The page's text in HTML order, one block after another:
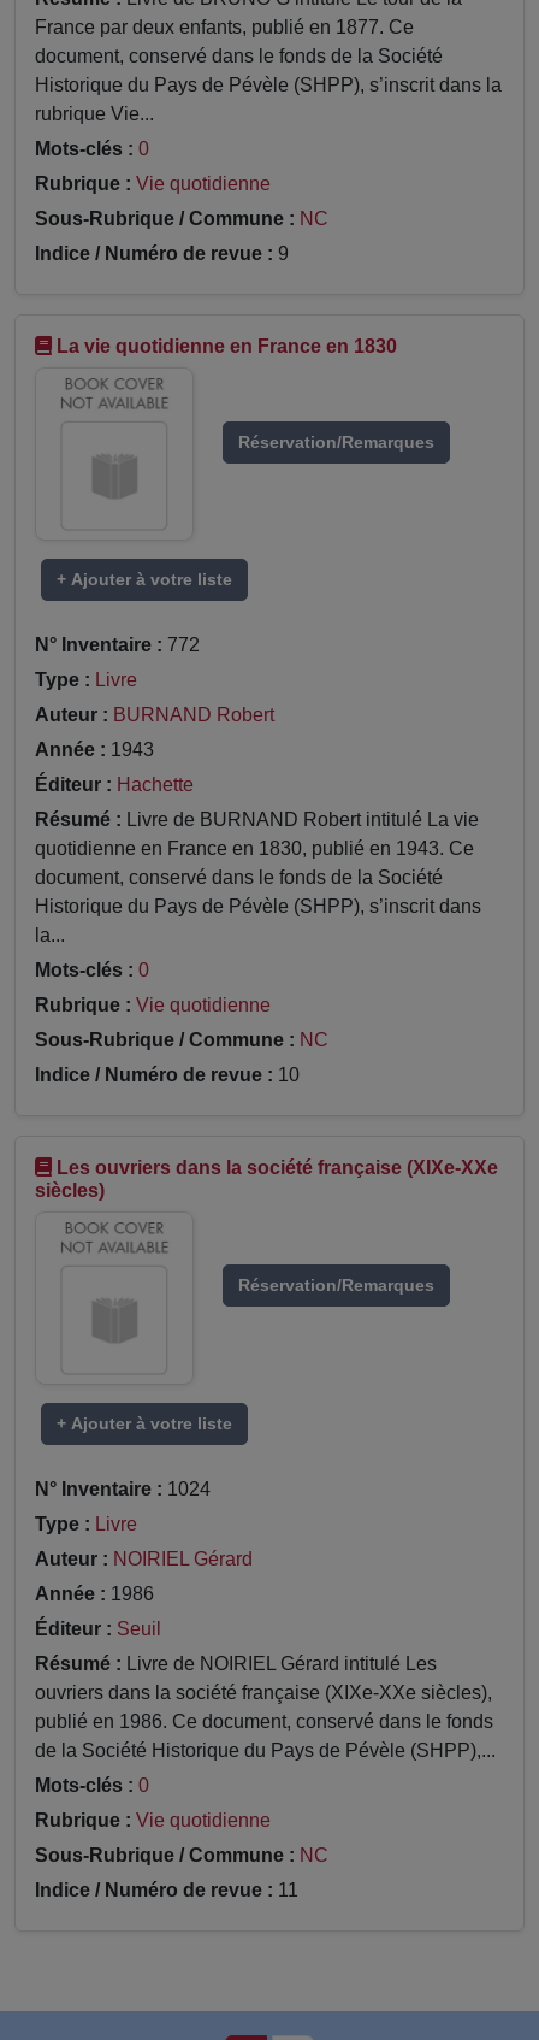
France par deux enfants, publié en 1877. Ce
document, conservé dans le fonds de la Société
Historique du Pays de Pévèle (SHPP), s’inscrit dans la
rubrique Vie...
Mots-clés : 0
Rubrique : Vie quotidienne
Sous-Rubrique / Commune : NC
Indice / Numéro de revue : 9
La vie quotidienne en France en 1830
Réservation/Remarques
+ Ajouter à votre liste
N° Inventaire : 772
Type : Livre
Auteur : BURNAND Robert
Année : 1943
Éditeur : Hachette
Résumé : Livre de BURNAND Robert intitulé La vie
quotidienne en France en 1830, publié en 1943. Ce
document, conservé dans le fonds de la Société
Historique du Pays de Pévèle (SHPP), s’inscrit dans
la...
Mots-clés : 0
Rubrique : Vie quotidienne
Sous-Rubrique / Commune : NC
Indice / Numéro de revue : 10
Les ouvriers dans la société française (XIXe-XXe
siècles)
Réservation/Remarques
+ Ajouter à votre liste
N° Inventaire : 1024
Type : Livre
Auteur : NOIRIEL Gérard
Année : 1986
Éditeur : Seuil
Résumé : Livre de NOIRIEL Gérard intitulé Les
ouvriers dans la société française (XIXe-XXe siècles),
publié en 1986. Ce document, conservé dans le fonds
de la Société Historique du Pays de Pévèle (SHPP),...
Mots-clés : 0
Rubrique : Vie quotidienne
Sous-Rubrique / Commune : NC
Indice / Numéro de revue : 11